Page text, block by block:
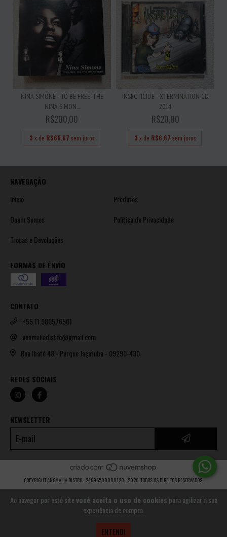
Ao navegar por este sitevocê aceita o uso de cookies para agilizar a sua
experiência de compra.
ENTENDI
NINA SIMONE - TO BE FREE: THE
NINA SIMON...
R$200,00
3 x de R$66,67 sem juros
INSECTICIDE - XTERMINATION CD
2014
R$20,00
3 x de R$6,67 sem juros
NAVEGAÇÃO
Início
Produtos
Quem Somos
Política de Privacidade
Trocas e Devoluções
FORMAS DE ENVIO
CONTATO
+55 11 980576501
anomaliadistro@gmail.com
Rua Ibaté 48 - Parque Jaçatuba - 09290-430
REDES SOCIAIS
NEWSLETTER
COPYRIGHT ANOMALIA DISTRO - 24696588000128 - 2026. TODOS OS DIREITOS RESERVADOS.